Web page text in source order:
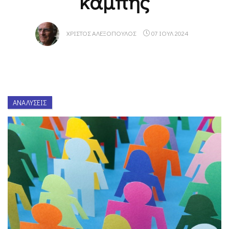
ΧΡΊΣΤΟΣ ΑΛΕΞΌΠΟΥΛΟΣ 07 ΙΟΥΛ 2024
ΑΝΑΛΎΣΕΙΣ